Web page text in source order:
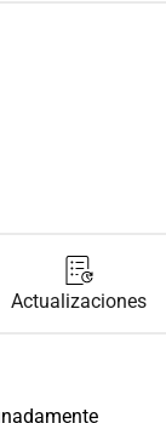
Actualizaciones